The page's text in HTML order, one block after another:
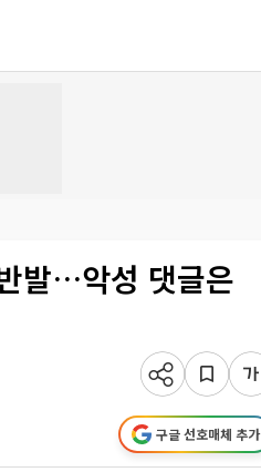
발…악성 댓글은
구글 선호매체 추가